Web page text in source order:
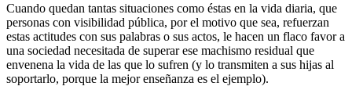
Cuando quedan tantas situaciones como éstas en la vida diaria, que
personas con visibilidad pública, por el motivo que sea, refuerzan
estas actitudes con sus palabras o sus actos, le hacen un flaco favor a
una sociedad necesitada de superar ese machismo residual que
envenena la vida de las que lo sufren (y lo transmiten a sus hijas al
soportarlo, porque la mejor enseñanza es el ejemplo).